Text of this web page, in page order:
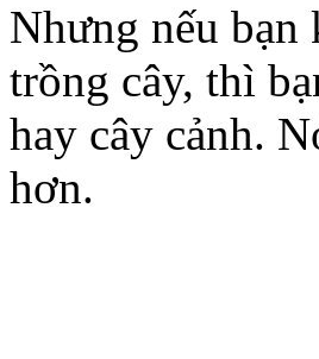
Nhưng nếu bạn
trồng cây, thì
hay cây cảnh.
hơn.